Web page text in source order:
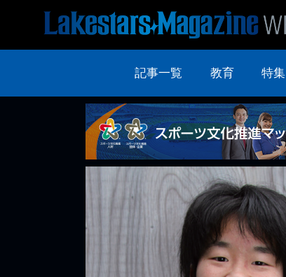
記事一覧 教育 特集